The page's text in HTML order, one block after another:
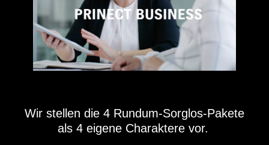
Wir stellen die 4 Rundum-Sorglos-Pakete
als 4 eigene Charaktere vor.